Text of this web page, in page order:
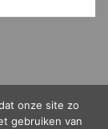
onze site zo
gebruiken van